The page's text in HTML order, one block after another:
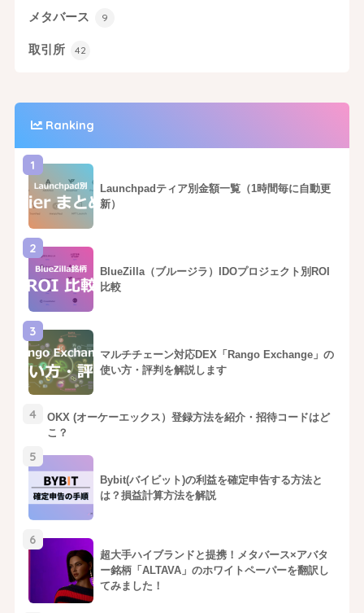
メタバース 9
取引所 42
Ranking
1
Launchpadティア別金額一覧（1時間毎に自動更
新）
2
BlueZilla（ブルージラ）IDOプロジェクト別ROI
比較
3
マルチチェーン対応DEX「Rango Exchange」の
使い方・評判を解説します
4
OKX (オーケーエックス）登録方法を紹介・招待コードはど
こ？
5
Bybit(バイビット)の利益を確定申告する方法と
は？損益計算方法を解説
6
超大手ハイブランドと提携！メタバース×アバタ
ー銘柄「ALTAVA」のホワイトペーパーを翻訳し
てみました！